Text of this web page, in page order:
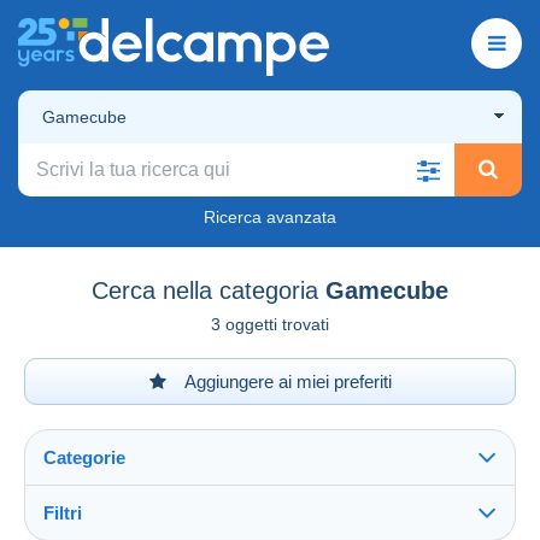
Gamecube
Ricerca avanzata
Cerca nella categoria Gamecube
3 oggetti trovati
Aggiungere ai miei preferiti
Categorie
Filtri